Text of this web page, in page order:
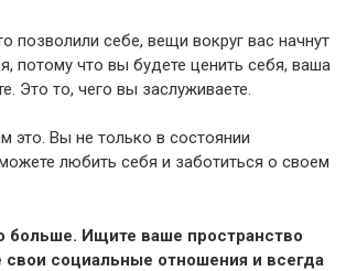
позволили себе, вещи вокруг вас начнут
потому что вы будете ценить себя, ваша
Это то, чего вы заслуживаете.
это. Вы не только в состоянии
любить себя и заботиться о своем
больше. Ищите ваше пространство
социальные отношения и всегда